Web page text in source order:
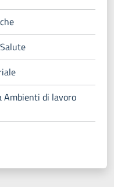
Ambienti di lavoro